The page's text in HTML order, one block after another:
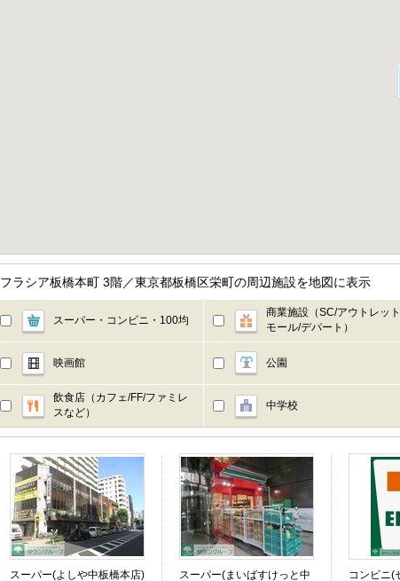
フラシア板橋本町 3階／東京都板橋区栄町の周辺施設を地図に表示
スーパー・コンビニ・100均
商業施設（SC/アウトレット
モール/デパート）
映画館 公園
飲食店（カフェ/FF/ファミレ
スなど）
中学校
スーパー(よしや中板橋本店) スーパー(まいばすけっと中 コンビニ(